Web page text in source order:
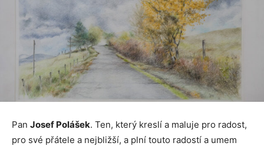
Pan Josef Polášek. Ten, který kreslí a maluje pro radost,
pro své přátele a nejbližší, a plní touto radostí a umem